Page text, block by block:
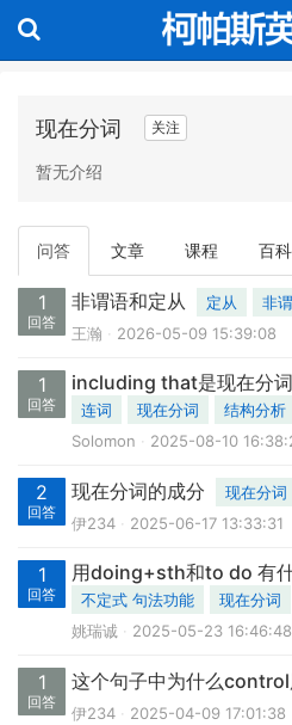
现在分词 关注
暂无介绍
问答 文章 课程 百科
1
回答
非谓语和定从 定从 非
王瀚
2026-05-09 15:39:08
1
回答
including that是现在分
连词 现在分词 结构分析
Solomon
2025-08-10
2
回答
现在分词的成分
现在分词
伊234
2025-06-17 13:33:31
1
回答
用doing+sth和to do 有
不定式 句法功能
现在分词
姚瑞诚
2025-05-23 16:46:48
1
回答
这个句子中为什么
伊234
2025-04-09 17:01:38